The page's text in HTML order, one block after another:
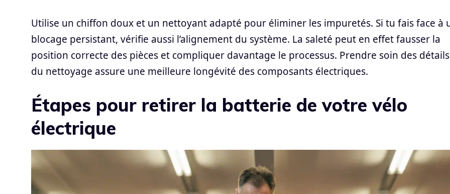
Utilise un chiffon doux et un nettoyant adapté pour éliminer les impuretés. Si tu fais face à
blocage persistant, vérifie aussi l’alignement du système. La saleté peut en effet fausser la
position correcte des pièces et compliquer davantage le processus. Prendre soin des
du nettoyage assure une meilleure longévité des composants électriques.
Étapes pour retirer la batterie de votre vélo
électrique